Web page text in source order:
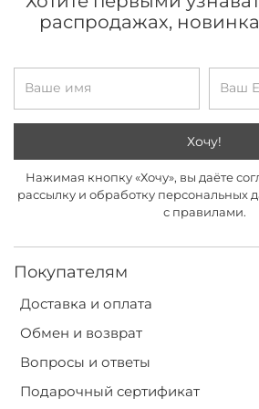
Покупателям
Доставка и оплата
Обмен и возврат
Вопросы и ответы
Подарочный сертификат
распродажах,
Хочу!
Нажимая кнопку «Хочу», вы даёте
рассылку и обработку персональных
с правилами.